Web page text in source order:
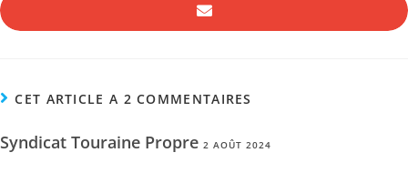
CET ARTICLE A 2 COMMENTAIRES
Syndicat Touraine Propre 2 AOÛT 2024